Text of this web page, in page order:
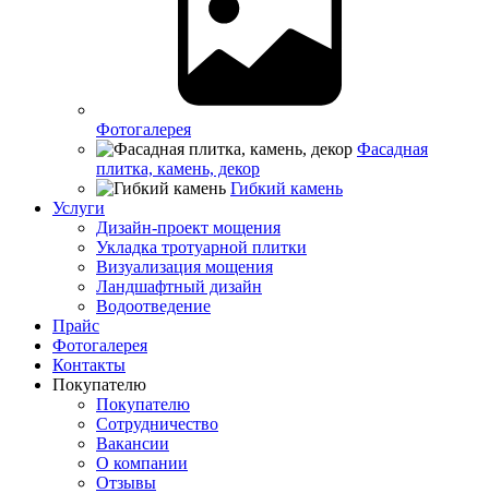
Фотогалерея
Фасадная
плитка, камень, декор
Гибкий камень
Услуги
Дизайн-проект мощения
Укладка тротуарной плитки
Визуализация мощения
Ландшафтный дизайн
Водоотведение
Прайс
Фотогалерея
Контакты
Покупателю
Покупателю
Сотрудничество
Вакансии
О компании
Отзывы